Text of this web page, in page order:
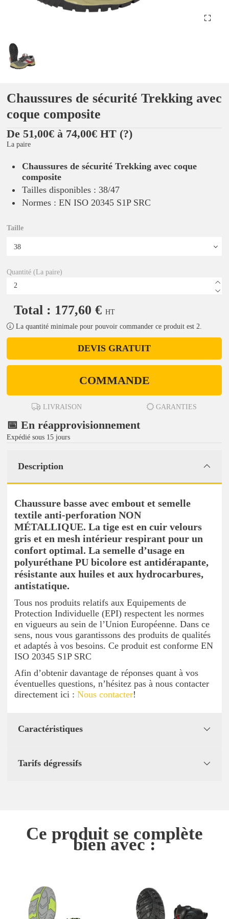
Chaussures de sécurité Trekking avec
coque composite
De 51,00€ à 74,00€ HT (?)
La paire
Chaussures de sécurité Trekking avec coque
composite
Tailles disponibles : 38/47
Normes : EN ISO 20345 S1P SRC
Taille
Quantité (La paire)
Total : 177,60 € HT
La quantité minimale pour pouvoir commander ce produit est 2.
DEVIS GRATUIT
COMMANDE
LIVRAISON GARANTIES
📅 En réapprovisionnement
Expédié sous 15 jours
Description
Chaussure basse avec embout et semelle
textile anti-perforation NON
MÉTALLIQUE. La tige est en cuir velours
gris et en mesh intérieur respirant pour un
confort optimal. La semelle d’usage en
polyuréthane PU bicolore est antidérapante,
résistante aux huiles et aux hydrocarbures,
antistatique.
Tous nos produits relatifs aux Equipements de
Protection Individuelle (EPI) respectent les normes
en vigueurs au sein de l’Union Européenne. Dans ce
sens, nous vous garantissons des produits de qualités
et adaptés à vos besoins. Ce produit est conforme EN
ISO 20345 S1P SRC
Afin d’obtenir davantage de réponses quant à vos
éventuelles questions, n’hésitez pas à nous contacter
directement ici : Nous contacter!
Caractéristiques
Tarifs dégressifs
Ce produit se complète
bien avec :